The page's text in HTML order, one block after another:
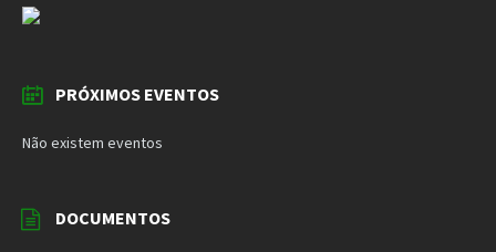
PRÓXIMOS EVENTOS
Não existem eventos
DOCUMENTOS